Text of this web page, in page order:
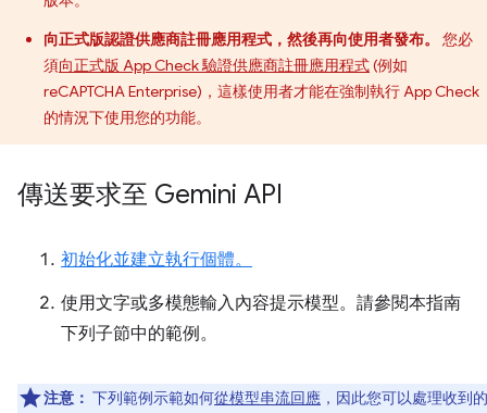
向正式版認證供應商註冊應用程式，然後再向使用者發布。
您必
須向正式版 App Check 驗證供應商註冊應用程式(例如
reCAPTCHA Enterprise)，這樣使用者才能在強制執行 App Check
的情況下使用您的功能。
傳送要求至 Gemini API
初始化並建立執行個體。
使用文字或多模態輸入內容提示模型。請參閱本指南
下列子節中的範例。
注意： 下列範例示範如何從模型串流回應 ，因此您可以處理收到